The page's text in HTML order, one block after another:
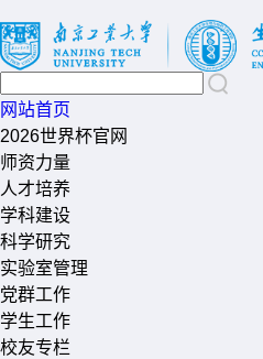
网站首页
2026世界杯官网
师资力量
人才培养
学科建设
科学研究
实验室管理
党群工作
学生工作
校友专栏